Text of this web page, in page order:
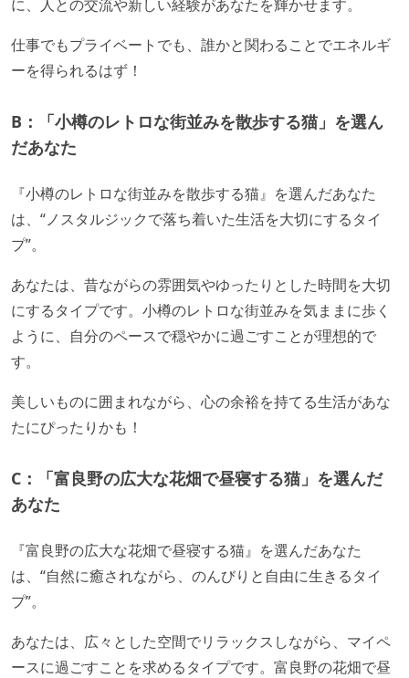
に、人との交流や新しい経験があなたを輝かせます。
仕事でもプライベートでも、誰かと関わることでエネルギ
ーを得られるはず！
B：「小樽のレトロな街並みを散歩する猫」を選ん
だあなた
『小樽のレトロな街並みを散歩する猫』を選んだあなた
は、“ノスタルジックで落ち着いた生活を大切にするタイ
プ”。
あなたは、昔ながらの雰囲気やゆったりとした時間を大切
にするタイプです。小樽のレトロな街並みを気ままに歩く
ように、自分のペースで穏やかに過ごすことが理想的で
す。
美しいものに囲まれながら、心の余裕を持てる生活があな
たにぴったりかも！
C：「富良野の広大な花畑で昼寝する猫」を選んだ
あなた
『富良野の広大な花畑で昼寝する猫』を選んだあなた
は、“自然に癒されながら、のんびりと自由に生きるタイ
プ”。
あなたは、広々とした空間でリラックスしながら、マイペ
ースに過ごすことを求めるタイプです。富良野の花畑で昼